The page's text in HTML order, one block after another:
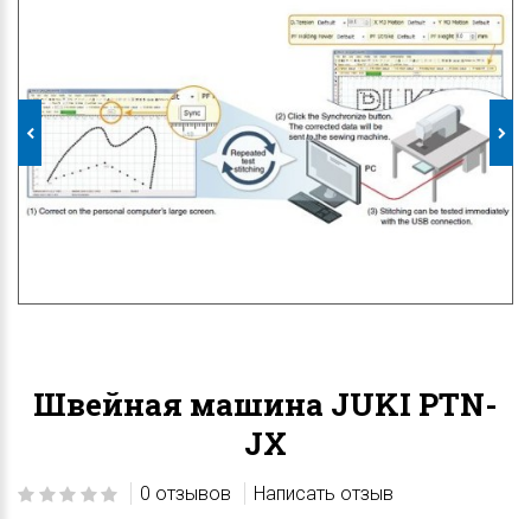
Швейная машина JUKI PTN-
JX
0 отзывов
Написать отзыв